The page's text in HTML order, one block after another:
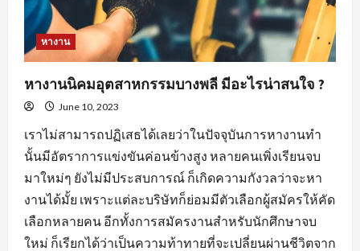
หางาน
หางานนิคมอุตสาหกรรมบางพลี มีอะไรน่าสนใจ ?
June 10, 2023
เราไม่สามารถปฏิเสธได้เลยว่าในปัจจุบันการหางานทำ
นั้นมีอัตราการแข่งขันค่อนข้างสูง หลายคนเพิ่งเรียนจบ
มาใหม่ๆ ยังไม่มีประสบการณ์ ก็เกิดความกังวลว่าจะหา
งานได้มั้ย เพราะแต่ละบริษัทก็ย่อมมีตัวเลือกผู้สมัครให้คัด
เลือกหลายคน อีกทั้งการสมัครงานสำหรับนักศึกษาจบ
ใหม่ ก็เรียกได้ว่าเป็นความท้าทายที่จะเปลี่ยนผ่านชีวิตจาก